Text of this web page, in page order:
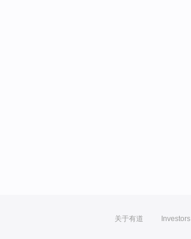
关于有道 Investors